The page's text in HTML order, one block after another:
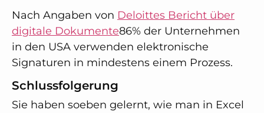
Nach Angaben von Deloittes Bericht über
digitale Dokumente86% der Unternehmen
in den USA verwenden elektronische
Signaturen in mindestens einem Prozess.
Schlussfolgerung
Sie haben soeben gelernt, wie man in Excel